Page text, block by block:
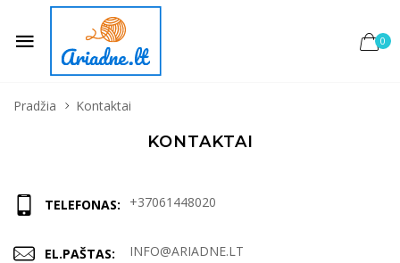
0
Pradžia Kontaktai
KONTAKTAI
TELEFONAS: +37061448020
EL.PAŠTAS: INFO@ARIADNE.LT